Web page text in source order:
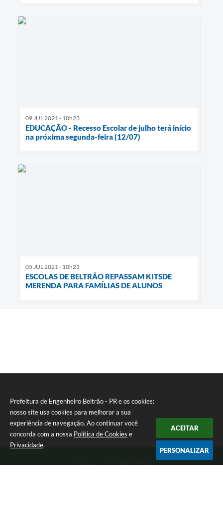
Prefeitura de Engenheiro Beltrão - PR e os cookies:
nosso site usa cookies para melhorar a sua
experiência de navegação. Ao continuar você
concorda com a nossa Política de Cookies e
Privacidade.
ACEITAR
PERSONALIZAR
09 JUL 2021 - 10h23
EDUCAÇÃO - Recesso Escolar de julho terá início
na próxima segunda-feira (12/07)
05 JUL 2021 - 10h23
ESCOLAS DE BELTRÃO REPASSAM KITSDE
MERENDA PARA FAMÍLIAS DE ALUNOS
Telefone: (44) 3537-8100